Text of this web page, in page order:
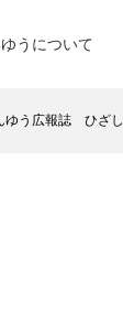
うについて
ゆう広報誌 ひざ